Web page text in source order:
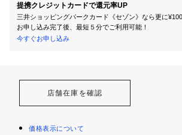
提携クレジットカードで還元率UP
三井ショッピングパークカード《セゾン》なら更に
お申し込み完了後、最短５分でご利用可能！
今すぐお申し込み
店舗在庫を確認
価格表示について